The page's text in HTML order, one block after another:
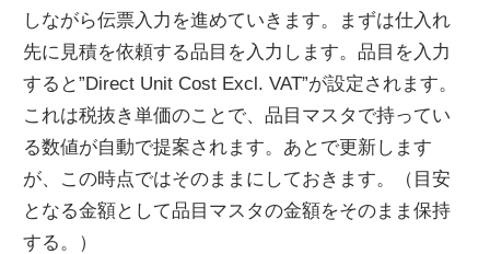
しながら伝票入力を進めていきます。まずは仕入れ
先に見積を依頼する品目を入力します。品目を入力
すると”Direct Unit Cost Excl. VAT”が設定されます。
これは税抜き単価のことで、品目マスタで持ってい
る数値が自動で提案されます。あとで更新します
が、この時点ではそのままにしておきます。（目安
となる金額として品目マスタの金額をそのまま保持
する。）